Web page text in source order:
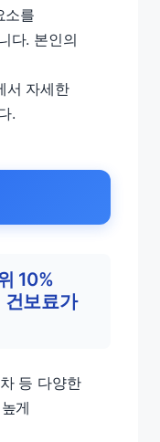
소를
다. 본인의
서 자세한
.
10%
건보료가
등 다양한
게